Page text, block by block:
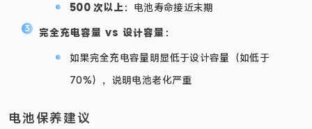
500 次以上：电池寿命接近末期
完全充电容量 vs 设计容量 ：
如果完全充电容量明显低于设计容量（如低于
70%），说明电池老化严重
电池保养建议